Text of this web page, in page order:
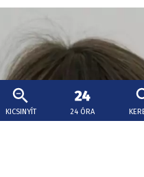
KICSINYÍT 24 ÓRA